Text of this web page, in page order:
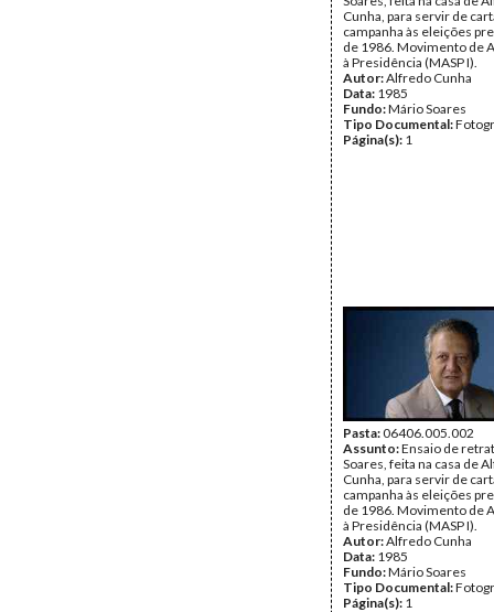
Cunha, para servir de
campanha às eleições
de 1986. Movimento de
à Presidência (MASP I).
Autor:Alfredo Cunha
Data: 1985
Fundo:Mário Soares
Tipo Documental:
Página(s): 1
Pasta:06406.005.002
Assunto:Ensaio de
Soares, feita na casa de
Cunha, para servir de
campanha às eleições
de 1986. Movimento de
à Presidência (MASP I).
Autor:Alfredo Cunha
Data: 1985
Fundo:Mário Soares
Tipo Documental:
Página(s): 1